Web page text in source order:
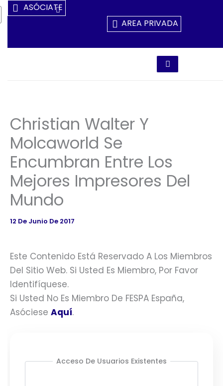
Ir
Al
ASÓCIATE
AREA PRIVADA
Christian Walter Y
Molcaworld Se
Encumbran Entre Los
Mejores Impresores Del
Mundo
12 De Junio De 2017
Este Contenido Está Reservado A Los Miembros
Del Sitio Web. Si Usted Es Miembro, Por Favor
Identifíquese.
Si Usted No Es Miembro De FESPA España,
Asóciese Aquí.
Acceso De Usuarios Existentes